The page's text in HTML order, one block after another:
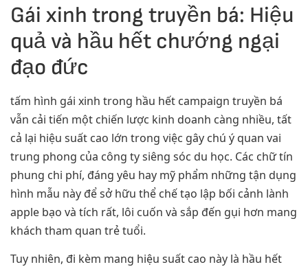
Gái xinh trong truyền bá: Hiệu
quả và hầu hết chướng ngại
đạo đức
tấm hình gái xinh trong hầu hết campaign truyền bá
vẫn cải tiến một chiến lược kinh doanh càng nhiều, tất
cả lại hiệu suất cao lớn trong việc gây chú ý quan vai
trung phong của công ty siêng sóc du học. Các chữ tín
phung chi phí, đáng yêu hay mỹ phẩm những tận dụng
hình mẫu này để sở hữu thể chế tạo lập bối cảnh lành
apple bạo và tích rất, lôi cuốn và sắp đến gụi hơn mang
khách tham quan trẻ tuổi.
Tuy nhiên, đi kèm mang hiệu suất cao này là hầu hết